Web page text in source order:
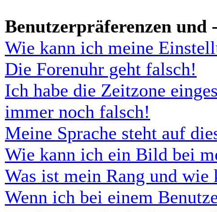
Benutzerpräferenzen und
Wie kann ich meine
Die Forenuhr geht falsch!
Ich habe die Zeitzone
immer noch falsch!
Meine Sprache steht auf
Wie kann ich ein Bild bei
Was ist mein Rang und wie
Wenn ich bei einem